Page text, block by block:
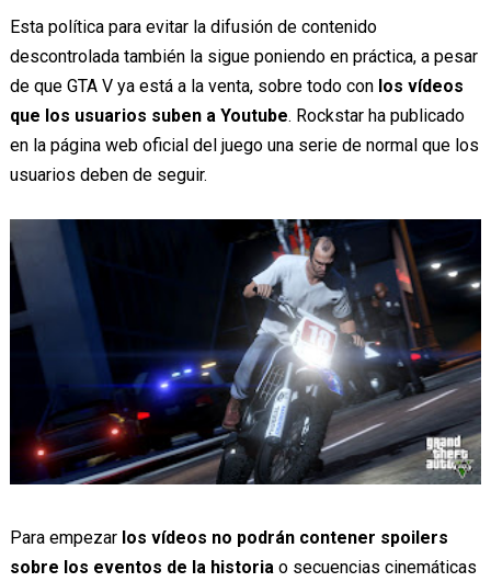
Esta política para evitar la difusión de contenido
descontrolada también la sigue poniendo en práctica, a pesar
de que GTA V ya está a la venta, sobre todo conlos vídeos
que los usuarios suben a Youtube. Rockstar ha publicado
en la página web oficial del juego una serie de normal que los
usuarios deben de seguir.
Para empezar los vídeos no podrán contener spoilers
sobre los eventos de la historiao secuencias cinemáticas